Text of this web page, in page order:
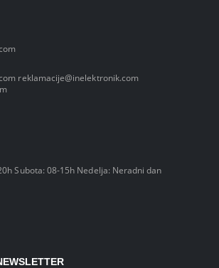
reklamacije@inelektronik.com
Subota: 08-15h Nedelja: Neradni dan